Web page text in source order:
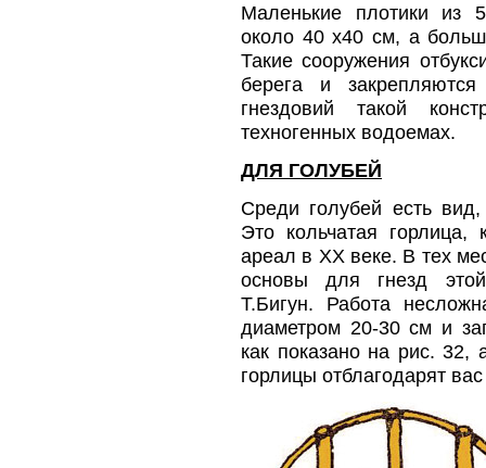
Маленькие плотики из
около 40 х40 см, а
Такие сооружения
берега и
гнездовий такой
техногенных водоемах.
ДЛЯ ГОЛУБЕЙ
Среди голубей есть
Это кольчатая горлица,
ареал в ХХ веке. В тех
основы для гнезд
Т.Бигун. Работа
диаметром 20-30 см и
как показано на рис. 32,
горлицы отблагодарят